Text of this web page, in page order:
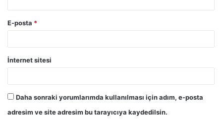
E-posta *
İnternet sitesi
Daha sonraki yorumlarımda kullanılması için adım, e-posta
adresim ve site adresim bu tarayıcıya kaydedilsin.